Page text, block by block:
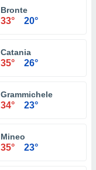
Bronte
33° 20°
Catania
35° 26°
Grammichele
34° 23°
Mineo
35° 23°